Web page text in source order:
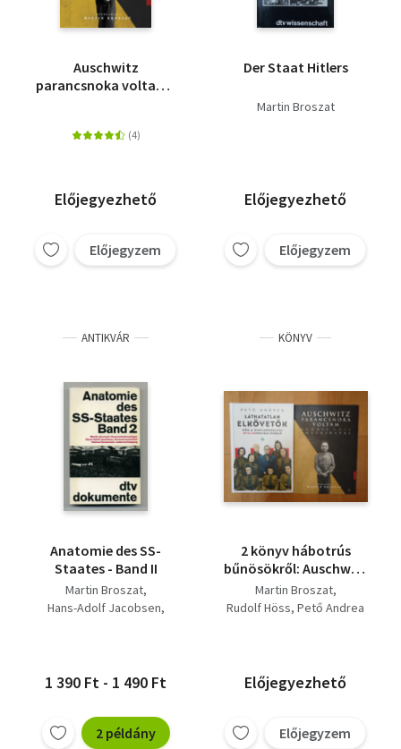
Auschwitz
parancsnoka voltam -
Előjegyezhető
Előjegyzem
Der Staat Hitlers
Martin Broszat
Előjegyezhető
Előjegyzem
ANTIKVÁR
Anatomie des SS-
Staates - Band II
Martin Broszat
Hans-Adolf Jacobsen
1 390 Ft - 1 490 Ft
2 példány
KÖNYV
2 könyv hábotrús
bűnösökről: Auschwitz
parancsnoka voltam,
Láthatatlan elkövetők
Martin Broszat
Rudolf Höss Pető Andrea
Előjegyezhető
Előjegyzem